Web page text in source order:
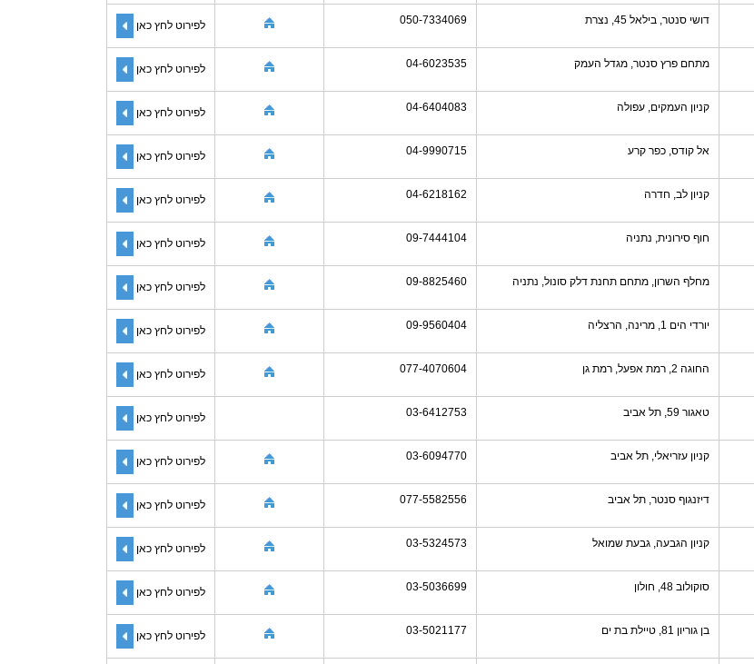
דושי סנטר, בילאל 45, נצרת 050-7334069 לפירוט לחץ כאן
מתחם פרץ סנטר, מגדל העמק 04-6023535 לפירוט לחץ כאן
קניון העמקים, עפולה 04-6404083 לפירוט לחץ כאן
אל קודס, כפר קרע 04-9990715 לפירוט לחץ כאן
קניון לב, חדרה 04-6218162 לפירוט לחץ כאן
חוף סירונית, נתניה 09-7444104 לפירוט לחץ כאן
מחלף השרון, מתחם תחנת דלק סונול, נתניה 09-8825460 לפירוט לחץ כאן
יורדי הים 1, מרינה, הרצליה 09-9560404 לפירוט לחץ כאן
החוגה 2, רמת אפעל, רמת גן 077-4070604 לפירוט לחץ כאן
טאגור 59, תל אביב 03-6412753 לפירוט לחץ כאן
קניון עזריאלי, תל אביב 03-6094770 לפירוט לחץ כאן
דיזנגוף סנטר, תל אביב 077-5582556 לפירוט לחץ כאן
קניון הגבעה, גבעת שמואל 03-5324573 לפירוט לחץ כאן
סוקולוב 48, חולון 03-5036699 לפירוט לחץ כאן
בן גוריון 81, טיילת בת ים 03-5021177 לפירוט לחץ כאן